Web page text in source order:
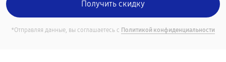
*Отправляя данные, вы соглашаетесь с Политикой конфиденциальности